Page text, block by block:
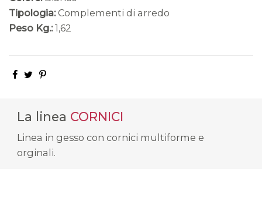
Tipologia: Complementi di arredo
Peso Kg.: 1,62
La linea CORNICI
Linea in gesso con cornici multiforme e
orginali.